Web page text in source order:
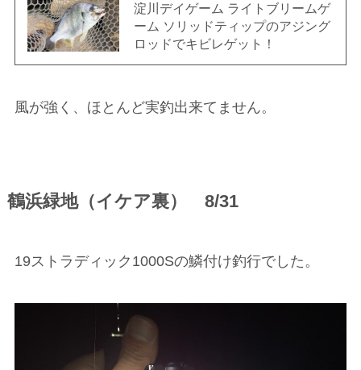
淀川デイゲーム ライトブリームゲ
ーム ソリッドティップのアジング
ロッドでキビレゲット！
風が強く、ほとんど実釣出来てません。
鶴浜緑地（イケア裏） 8/31
19ストラディック1000Sの鱗付け釣行でした。